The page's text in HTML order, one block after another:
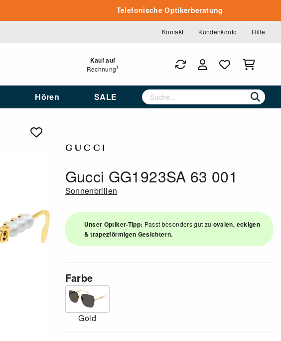
Telefonische Optikerberatung
Kontakt Kundenkonto Hilfe
Kauf auf
Rechnung1
Hören SALE
Gucci GG1923SA 63 001
Sonnenbrillen
Unser Optiker-Tipp: Passt besonders gut zu ovalen, eckigen
& trapezförmigen Gesichtern.
Farbe
Gold